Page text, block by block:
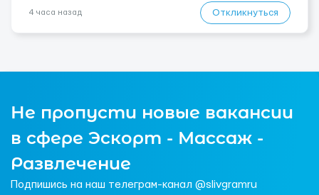
4 часа назад Откликнуться
Не пропусти новые вакансии
в сфере Эскорт - Массаж -
Развлечение
Подпишись на наш телеграм-канал @slivgramru